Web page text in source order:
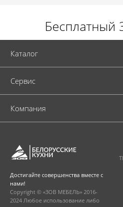
Бесплатный
Достигайте совершенства вместе с
нами!
Copyright © «ЗОВ МЕБЕЛЬ» 2016-
2024 Любое использование либо
Каталог
Cервис
Компания